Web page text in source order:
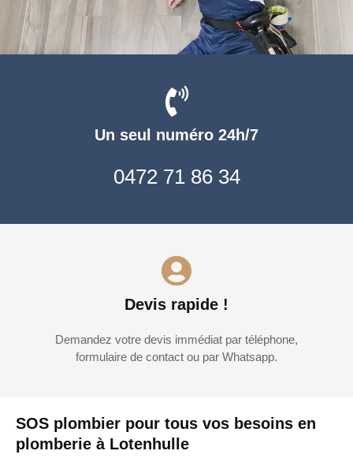
SOS plombier pour tous vos besoins en
plomberie à Lotenhulle
Un seul numéro 24h/7
0472 71 86 34
Devis rapide !
Demandez votre devis immédiat par téléphone,
formulaire de contact ou par Whatsapp.